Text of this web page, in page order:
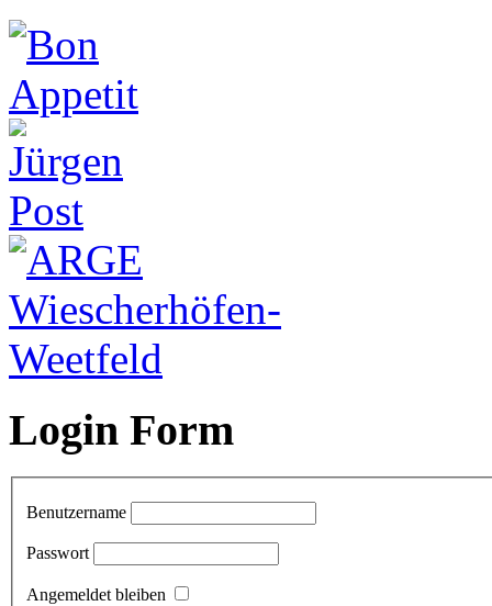
Login Form
Benutzername
Passwort
Angemeldet bleiben